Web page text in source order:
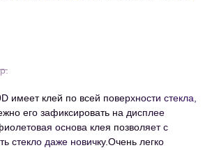
р.
имеет клей по всей поверхности стекла,
его зафиксировать на дисплее
основа клея позволяет с
стекло даже новичку.Очень легко